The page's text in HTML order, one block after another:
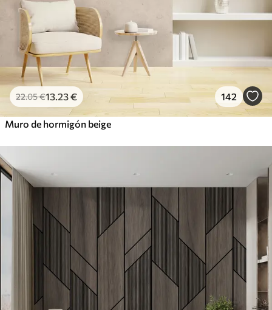
22.05€13 .23€ 142
Muro de hormigón beige